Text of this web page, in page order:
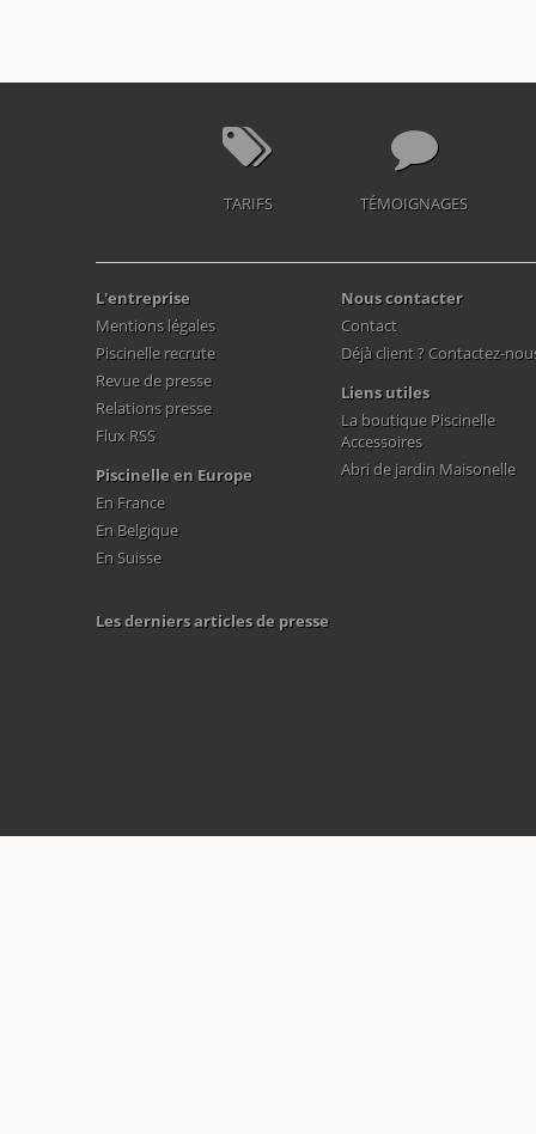
TARIFS TÉMOIGNAGES
L'entreprise
Mentions légales
Piscinelle recrute
Revue de presse
Relations presse
Flux RSS
Piscinelle en Europe
En France
En Belgique
En Suisse
Nous contacter
Contact
Déjà client ? Contactez-
Liens utiles
La boutique Piscinelle
Accessoires
Abri de jardin Maisonelle
Les derniers articles de presse